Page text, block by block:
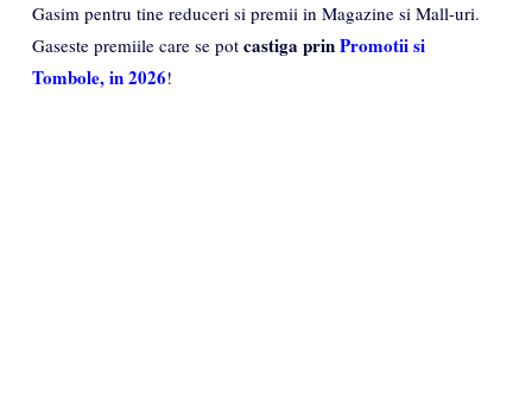
Gasim pentru tine reduceri si premii in Magazine si Mall-uri.
Gaseste premiile care se pot castiga prinPromotii si
Tombole, in 2026!